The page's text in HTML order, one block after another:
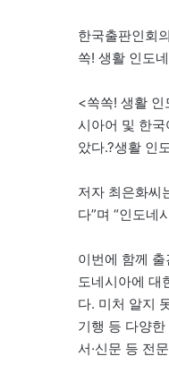
한국출판인회
쏙! 생활 인도
<쏙쏙! 생활
시아어 및 한
았다.?생활 인
저자 최은화씨
다”며 “인도네
이번에 함께
도네시아에 대
다. 미처 알지
기행 등 다양
서·신문 등 전